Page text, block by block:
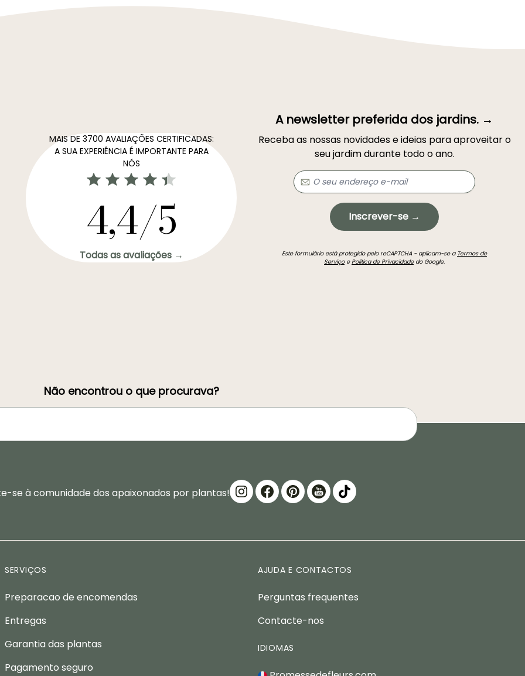
MAIS DE 3700 AVALIAÇÕES CERTIFICADAS:
A SUA EXPERIÊNCIA É IMPORTANTE PARA
NÓS
4,4/5
Todas as avaliações →
A newsletter preferida dos jardins. →
Receba as nossas novidades e ideias para aproveitar o
seu jardim durante todo o ano.
Inscrever-se →
Este formulário está protegido pelo reCAPTCHA - aplicam-se a Termos de
ServiçoePolítica de Privacidadedo Google.
Não encontrou o que procurava?
se à comunidade dos apaixonados por plantas!
SERVIÇOS
Preparacao de encomendas
Entregas
Garantia das plantas
Pagamento seguro
AJUDA E CONTACTOS
Perguntas frequentes
Contacte-nos
IDIOMAS